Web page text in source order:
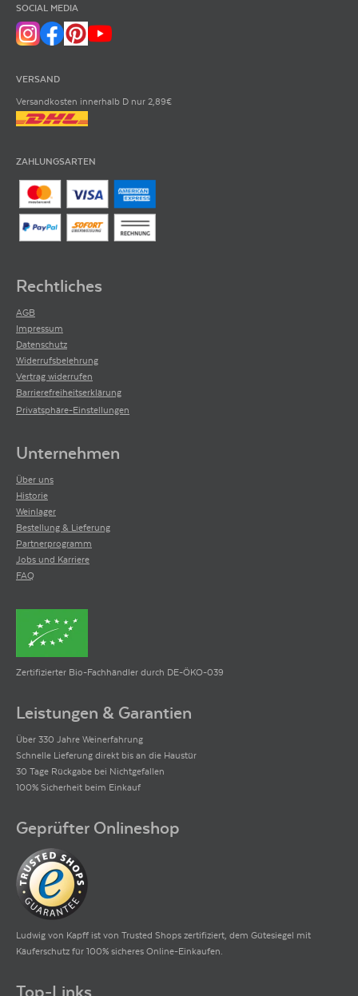
SOCIAL MEDIA
VERSAND
Versandkosten innerhalb D nur 2,89€
ZAHLUNGSARTEN
Rechtliches
AGB
Impressum
Datenschutz
Widerrufsbelehrung
Vertrag widerrufen
Barrierefreiheitserklärung
Privatsphäre-Einstellungen
Unternehmen
Über uns
Historie
Weinlager
Bestellung & Lieferung
Partnerprogramm
Jobs und Karriere
FAQ
Zertifizierter Bio-Fachhändler durch DE-ÖKO-039
Leistungen & Garantien
Über 330 Jahre Weinerfahrung
Schnelle Lieferung direkt bis an die Haustür
30 Tage Rückgabe bei Nichtgefallen
100% Sicherheit beim Einkauf
Geprüfter Onlineshop
Ludwig von Kapff ist von Trusted Shops zertifiziert, dem Gütesiegel mit
Käuferschutz für 100% sicheres Online-Einkaufen.
Top-Links